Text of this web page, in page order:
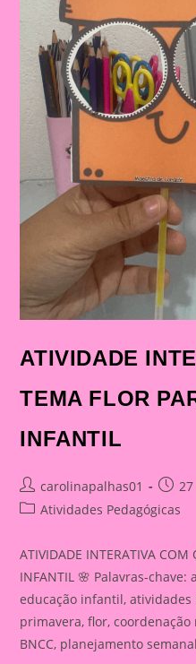
ATIVIDADE
TEMA FLOR
INFANTIL
Post
author:
carolinapalhas01
Post
PostAtividades Pedagógicas
ATIVIDADE INTERATIVA COM
INFANTIL 🌸 Palavras-
educação infantil,
primavera, flor,
BNCC, planejamento